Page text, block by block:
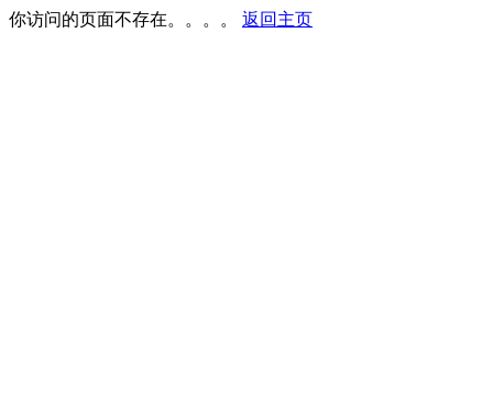
你访问的页面不存在。。。。 返回主页